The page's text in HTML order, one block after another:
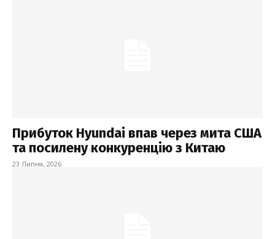
Прибуток Hyundai впав через мита США
та посилену конкуренцію з Китаю
23 Липня, 2026